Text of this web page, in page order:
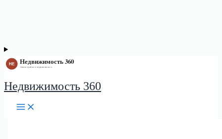
Недвижимость 360